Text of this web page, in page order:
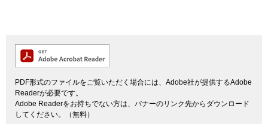
PDF形式のファイルをご覧いただく場合には、Adobe社が提供するAdobe
Readerが必要です。
Adobe Readerをお持ちでない方は、バナーのリンク先からダウンロード
してください。（無料）